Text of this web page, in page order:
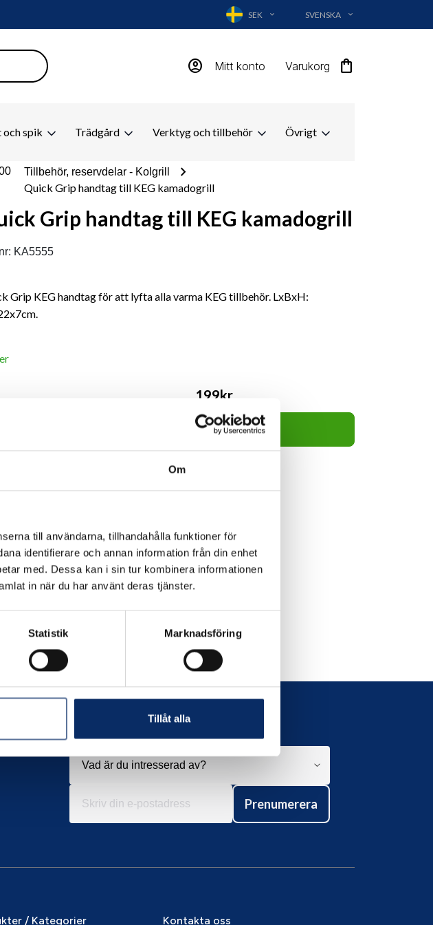
Om
till användarna, tillhandahålla funktioner för
identifierare och annan information från din enhet
med. Dessa kan i sin tur kombinera informationen
in när du har använt deras tjänster.
Statistik Marknadsföring
Tillåt alla
SEK EXPAND_MORE SVENSKA EXPAND_MORE
account_circle Mitt konto Varukorg shopping_bag
och spik Trädgård Verktyg och tillbehör Övrigt
Tillbehör, reservdelar - Kolgrill chevron_right
Quick Grip handtag till KEG kamadogrill
Grip handtag till KEG kamadogrill
KA5555
Grip KEG handtag för att lyfta alla varma KEG tillbehör. LxBxH:
199kr
Lägg i varukorg
Prenumerera
/ Kategorier Kontakta oss